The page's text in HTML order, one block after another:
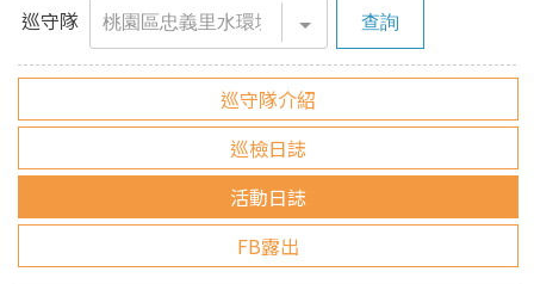
水污染介紹
許可審查申請
定期檢測申報
巡守隊
巡守隊介紹
巡檢日誌
活動日誌
FB露出